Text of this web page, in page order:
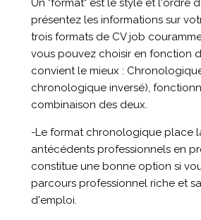
Un "format" est le style et l'ordre
présentez les informations sur
trois formats de CV job
vous pouvez choisir en fonction
convient le mieux :
chronologique inversé),
combinaison des deux.
-Le format chronologique place
antécédents professionnels en
constitue une bonne option si
parcours professionnel riche et
d'emploi.